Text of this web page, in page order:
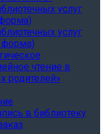
услуг
услуг
форма)
чтение в
родителей»
в библиотеку